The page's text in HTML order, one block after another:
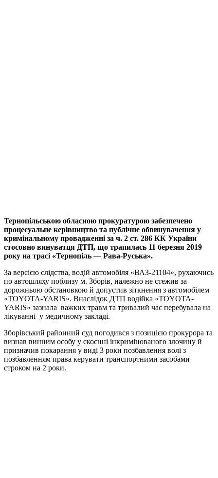
Тернопільською обласною прокуратурою забезпечено
процесуальне керівництво та публічне обвинувачення у
кримінальному провадженні за ч. 2 ст. 286 КК України
стосовно винуватця ДТП, що трапилась 11 березня 2019
року на трасі «Тернопіль — Рава-Руська».
За версією слідства, водій автомобіля «ВАЗ-21104», рухаючись
по автошляху поблизу м. Зборів, належно не стежив за
дорожньою обстановкою й допустив зіткнення з автомобілем
«TOYOTA-YARIS». Внаслідок ДТП водійка «TOYOTA-
YARIS» зазнала важких травм та тривалий час перебувала на
лікуванні у медичному закладі.
Зборівський районний суд погодився з позицією прокурора та
визнав винним особу у скоєнні інкримінованого злочину й
призначив покарання у виді 3 роки позбавлення волі з
позбавленням права керувати транспортними засобами
строком на 2 роки.